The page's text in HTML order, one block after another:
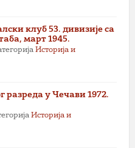
клуб 53. дивизије са
март 1945.
Историја и
разреда у Чечави 1972.
Историја и